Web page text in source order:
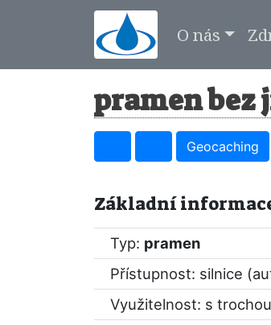
O nás
pramen bez
Geocaching
Základní
Typ: pramen
Přístupnost: silnice
Využitelnost: s